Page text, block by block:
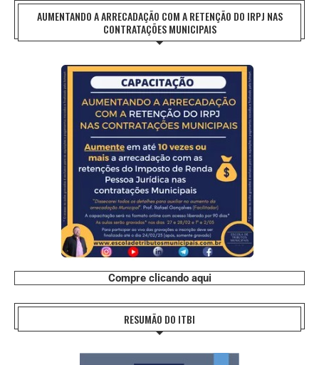
AUMENTANDO A ARRECADAÇÃO COM A RETENÇÃO DO IRPJ NAS
CONTRATAÇÕES MUNICIPAIS
Compre clicando aqui
RESUMÃO DO ITBI